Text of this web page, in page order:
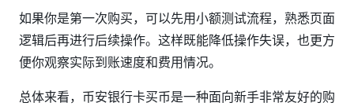
如果你是第一次购买，可以先用小额测试流程，熟悉页面
逻辑后再进行后续操作。这样既能降低操作失误，也更方
便你观察实际到账速度和费用情况。
总体来看，币安银行卡买币是一种面向新手非常友好的购